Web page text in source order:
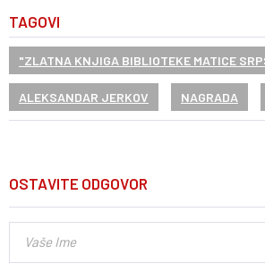
TAGOVI
"ZLATNA KNJIGA BIBLIOTEKE MATICE
ALEKSANDAR JERKOV NAGRADA
OSTAVITE ODGOVOR